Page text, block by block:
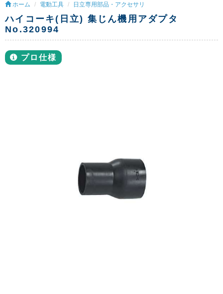
ホーム 電動工具 日立専用部品・アクセサリ
ハイコーキ(日立) 集じん機用アダプタ
No.320994
プロ仕様